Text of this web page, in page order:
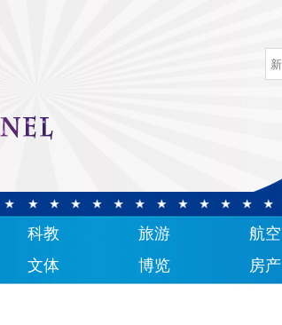
科教 旅游 航空
文体 博览 房产